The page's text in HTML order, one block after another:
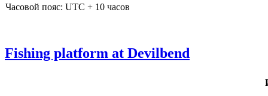
Часовой пояс: UTC + 10 часов
Fishing platform at Devilbend